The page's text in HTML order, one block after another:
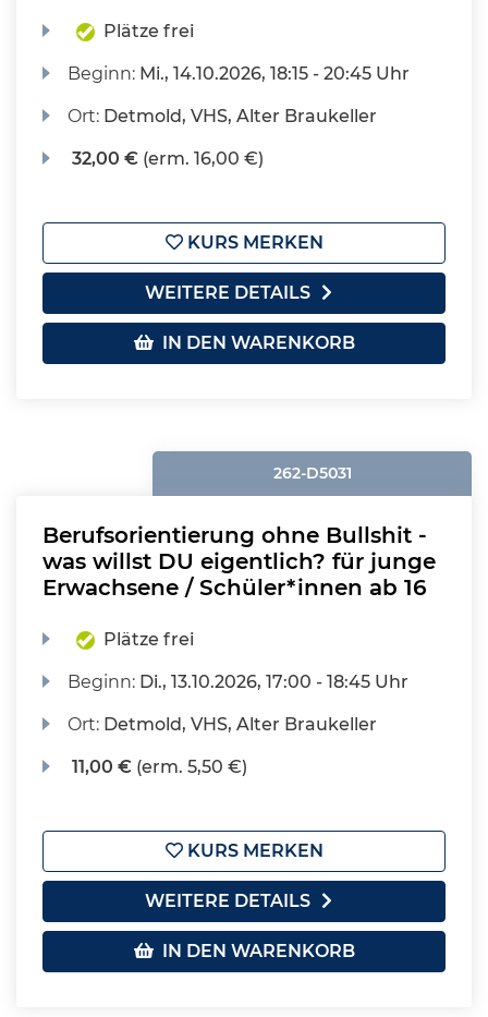
Plätze frei
Beginn: Mi., 14.10.2026, 18:15 - 20:45 Uhr
Ort: Detmold, VHS, Alter Braukeller
32,00 € (erm. 16,00 €)
KURS MERKEN
WEITERE DETAILS
IN DEN WARENKORB
262-D5031
Berufsorientierung ohne Bullshit -
was willst DU eigentlich? für junge
Erwachsene / Schüler*innen ab 16
Plätze frei
Beginn: Di., 13.10.2026, 17:00 - 18:45 Uhr
Ort: Detmold, VHS, Alter Braukeller
11,00 € (erm. 5,50 €)
KURS MERKEN
WEITERE DETAILS
IN DEN WARENKORB